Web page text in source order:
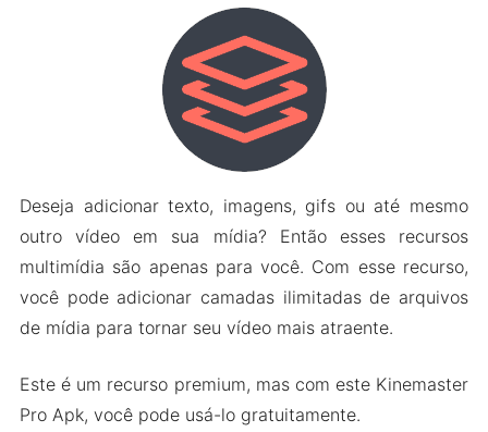
Deseja adicionar texto, imagens, gifs ou até mesmo
outro vídeo em sua mídia? Então esses recursos
multimídia são apenas para você. Com esse recurso,
você pode adicionar camadas ilimitadas de arquivos
de mídia para tornar seu vídeo mais atraente.
Este é um recurso premium, mas com este Kinemaster
Pro Apk, você pode usá-lo gratuitamente.